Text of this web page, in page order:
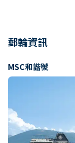
郵輪資訊
MSC和諧號